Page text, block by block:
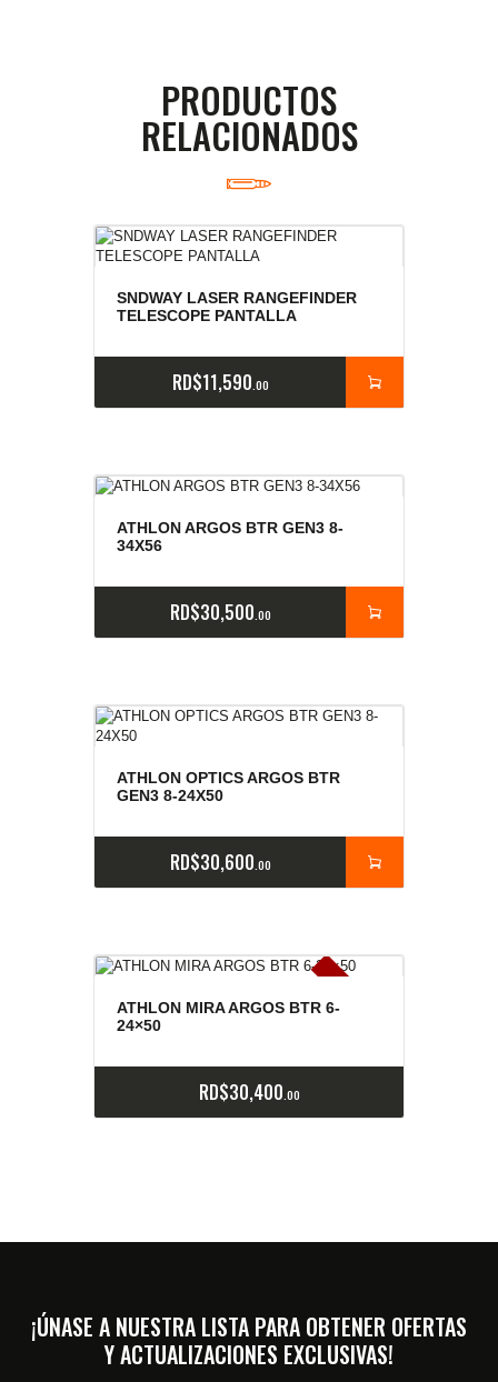
PRODUCTOS
RELACIONADOS
SNDWAY LASER RANGEFINDER
TELESCOPE PANTALLA
RD$11,590 00
ATHLON ARGOS BTR GEN3 8-
34X56
RD$30,500 00
ATHLON OPTICS ARGOS BTR
GEN3 8-24X50
RD$30,600 00
E
x
is
t
en
c
ia
s
ag
o
t
a
d
a
s
ATHLON MIRA ARGOS BTR 6-
24×50
RD$30,400 00
¡ÚNASE A NUESTRA LISTA PARA OBTENER OFERTAS
Y ACTUALIZACIONES EXCLUSIVAS!